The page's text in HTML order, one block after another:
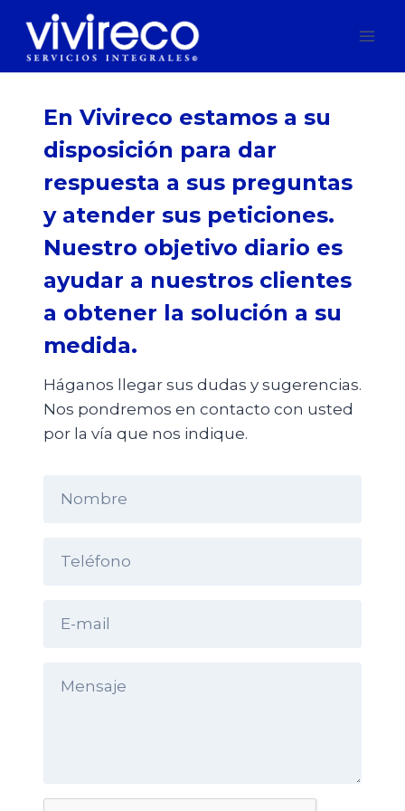
contenido
En Vivireco estamos a su
disposición para dar
respuesta a sus preguntas
y atender sus peticiones.
Nuestro objetivo diario es
ayudar a nuestros clientes
a obtener la solución a su
medida.
Háganos llegar sus dudas y sugerencias.
Nos pondremos en contacto con usted
por la vía que nos indique.